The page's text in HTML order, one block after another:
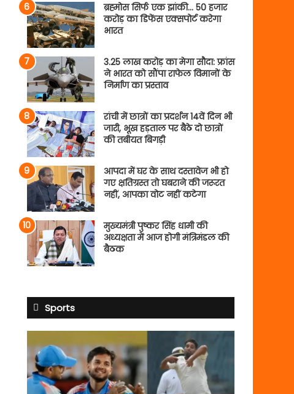
ब्रह्मोस सिर्फ एक झांकी… 50 हजार
करोड़ का डिफेंस एक्सपोर्ट करेगा
भारत
3.25 लाख करोड़ का मेगा सौदा: फ्रांस
ने भारत को सौंपा राफेल विमानों के
निर्माण का प्रस्ताव
रांची में छात्रों का प्रदर्शन 14वें दिन भी
जारी, भूख हड़ताल पर बैठे दो छात्रों
की तबीयत बिगड़ी
आपदा में घर के साथ दस्तावेज भी हो
गए क्षतिग्रस्त तो घबराने की जरूरत
नहीं, आपका वोट नहीं कटेगा
मुख्यमंत्री पुष्कर सिंह धामी की
अध्यक्षता में आज होगी मंत्रिमंडल की
बैठक
Sports
गिल
की
सेना